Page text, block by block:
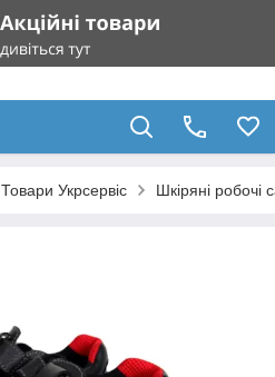
Товари Укрсервіс Шкіряні робочі